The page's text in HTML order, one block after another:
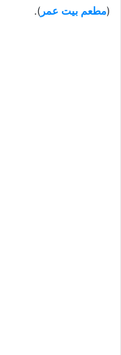
(مطعم بيت عمر ).